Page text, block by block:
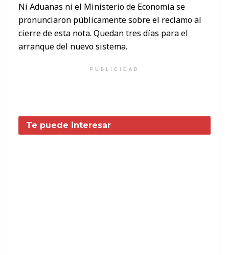
Ni Aduanas ni el Ministerio de Economía se
pronunciaron públicamente sobre el reclamo al
cierre de esta nota. Quedan tres días para el
arranque del nuevo sistema.
PUBLICIDAD
Te puede interesar